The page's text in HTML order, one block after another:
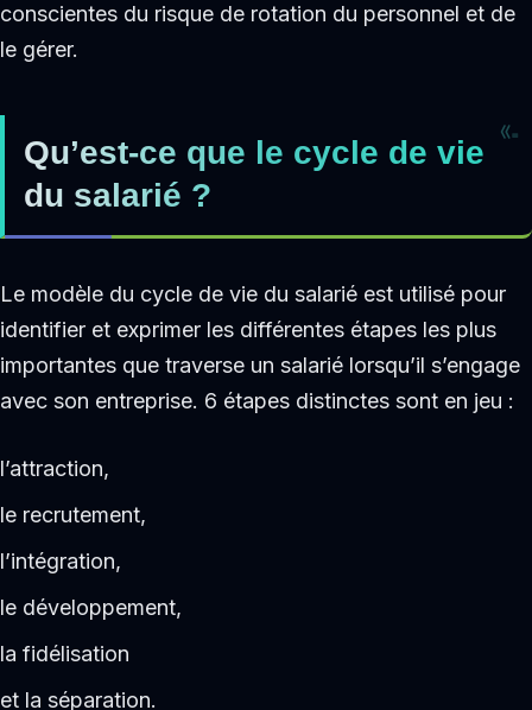
conscientes du risque de rotation du personnel et de
le gérer.
Qu’est-ce que le cycle de vie
du salarié ?
Le modèle du cycle de vie du salarié est utilisé pour
identifier et exprimer les différentes étapes les plus
importantes que traverse un salarié lorsqu’il s’engage
avec son entreprise. 6 étapes distinctes sont en jeu :
l’attraction,
le recrutement,
l’intégration,
le développement,
la fidélisation
et la séparation.